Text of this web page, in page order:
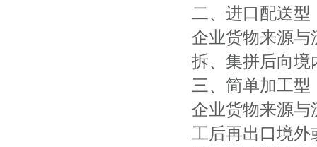
二、进口配送型
企业货物来源与
拆、集拼后向境
三、简单加工型
企业货物来源与
工后再出口境外